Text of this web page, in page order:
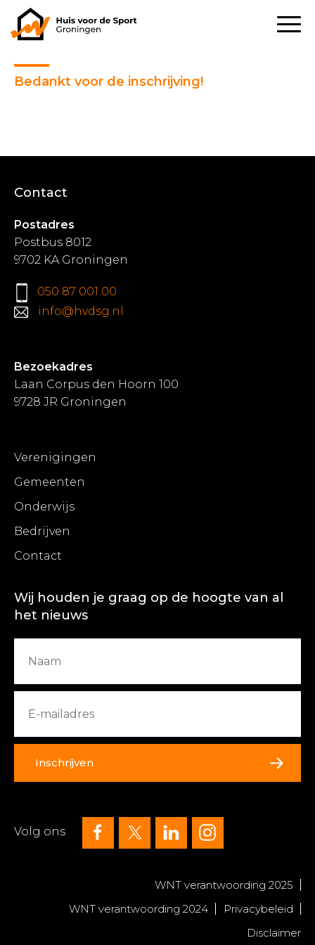
Bedankt voor de inschrijving!
Contact
Postadres
Postbus 8012
9702 KA Groningen
050 87 001 00
info@hvdsg.nl
Bezoekadres
Laan Corpus den Hoorn 100
9728 JR Groningen
Verenigingen
Gemeenten
Onderwijs
Bedrijven
Contact
Wij houden je graag op de hoogte van al
het nieuws
Inschrijven
Volg ons
WNT verantwoording 2025
WNT verantwoording 2024
Privacybeleid
Disclaimer